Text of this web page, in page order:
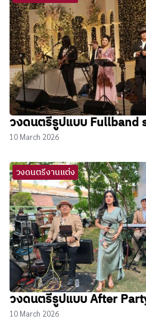
วงดนตรีรูปแบบ Fullband
10 March 2026
วงดนตรีงานแต่ง
วงดนตรีรูปแบบ After
10 March 2026